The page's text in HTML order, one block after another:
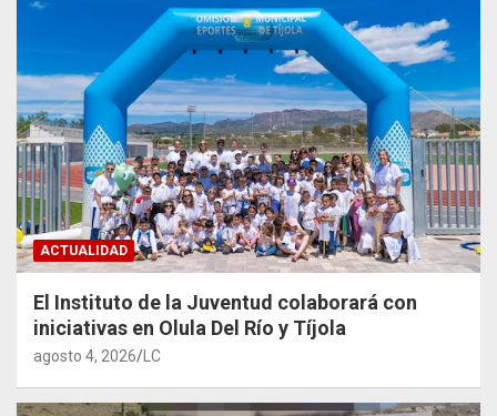
ACTUALIDAD
El Instituto de la Juventud colaborará con
iniciativas en Olula Del Río y Tíjola
agosto 4, 2026 LC